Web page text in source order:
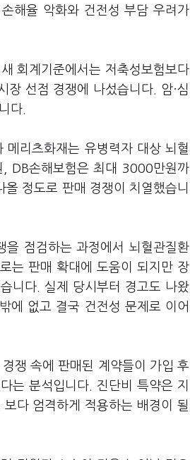
해율 악화와 건전성 부담 우려가
회계기준에서는 저축성보험보다
장 선점 경쟁에 나섰습니다. 암·심
다.
리츠화재는 유병력자 대상 뇌혈
DB손해보험은 최대 3000만원까
정도로 판매 경쟁이 치열했습니
을 점검하는 과정에서 뇌혈관질환
는 판매 확대에 도움이 되지만 장
니다. 실제 당시부터 경고도 나왔
에 없고 결국 건전성 문제로 이어
쟁 속에 판매된 계약들이 가입 후
는 분석입니다. 진단비 특약은 지
다 엄격하게 적용하는 배경이 될